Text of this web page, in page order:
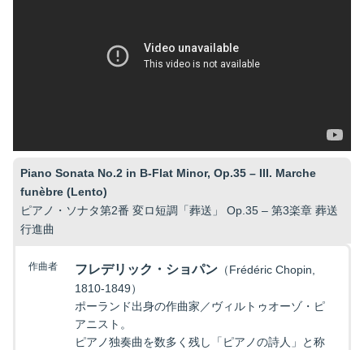
Piano Sonata No.2 in B-Flat Minor, Op.35 – III. Marche
funèbre (Lento)
ピアノ・ソナタ第2番 変ロ短調「葬送」 Op.35 – 第3楽章 葬送
行進曲
作曲者 フレデリック・ショパン（Frédéric Chopin,
1810-1849）
ポーランド出身の作曲家／ヴィルトゥオーゾ・ピ
アニスト。
ピアノ独奏曲を数多く残し「ピアノの詩人」と称